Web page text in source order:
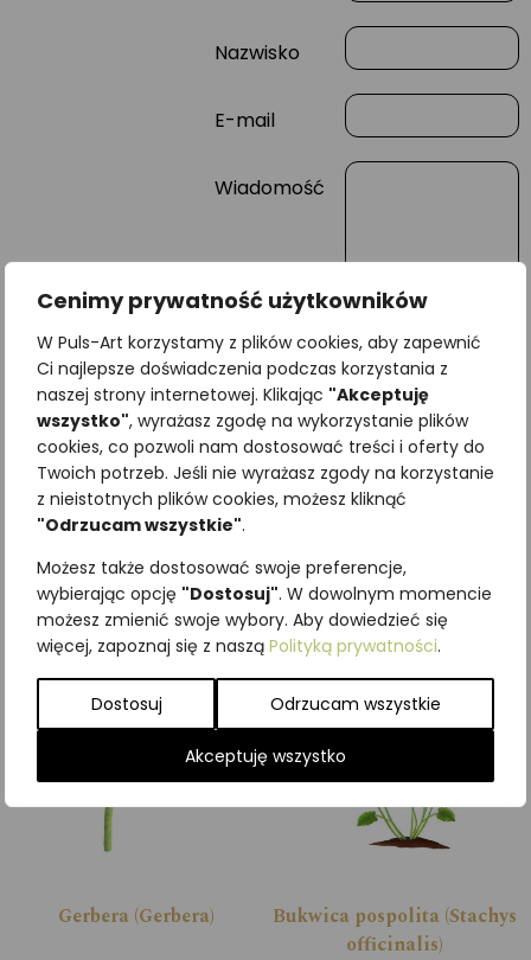
Cenimy prywatność użytkowników
W Puls-Art korzystamy z plików cookies, aby zapewnić
Ci najlepsze doświadczenia podczas korzystania z
naszej strony internetowej. Klikając "Akceptuję
wszystko", wyrażasz zgodę na wykorzystanie plików
cookies, co pozwoli nam dostosować treści i oferty do
Twoich potrzeb. Jeśli nie wyrażasz zgody na korzystanie
z nieistotnych plików cookies, możesz kliknąć
"Odrzucam wszystkie".
Możesz także dostosować swoje preferencje,
wybierając opcję "Dostosuj". W dowolnym momencie
możesz zmienić swoje wybory. Aby dowiedzieć się
więcej, zapoznaj się z naszą Polityką prywatności.
Dostosuj Odrzucam wszystkie
Akceptuję wszystko
Nazwisko
E-mail
Wiadomość
Najniższa cena z ostatnich 30
dni:65,00zł
SKU:
Podobne produkty
Gerbera (Gerbera)
Bukwica pospolita (Stachys
officinalis)